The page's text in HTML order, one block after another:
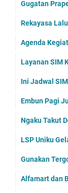
Gugatan
Rekayasa
Agenda
Layanan SIM
Ini Jadwal
Embun Pagi
Ngaku Takut
LSP Uniku
Gunakan
Alfamart dan